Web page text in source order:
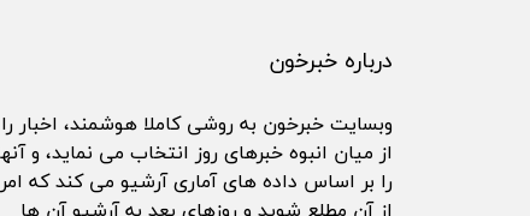
درباره خبرخون
وبسایت خبرخون به روشی کاملا هوشمند، اخبار را
از میان انبوه خبرهای روز انتخاب می نماید، و
را بر اساس داده های آماری آرشیو می کند که